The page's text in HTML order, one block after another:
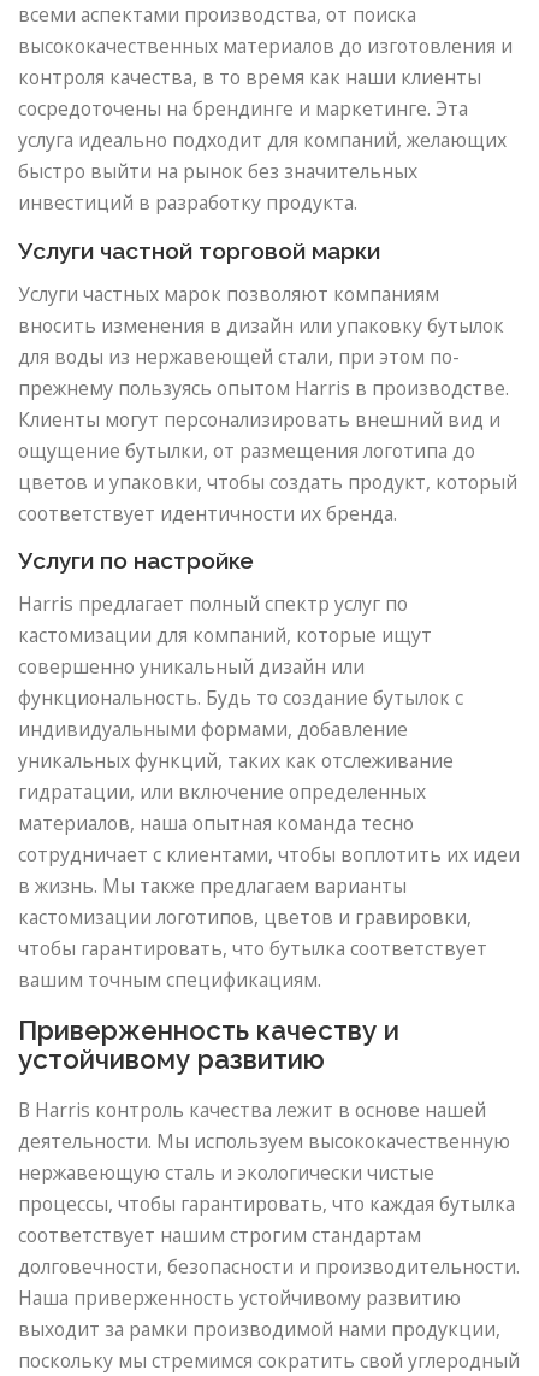
всеми аспектами производства, от поиска
высококачественных материалов до изготовления и
контроля качества, в то время как наши клиенты
сосредоточены на брендинге и маркетинге. Эта
услуга идеально подходит для компаний, желающих
быстро выйти на рынок без значительных
инвестиций в разработку продукта.
Услуги частной торговой марки
Услуги частных марок позволяют компаниям
вносить изменения в дизайн или упаковку бутылок
для воды из нержавеющей стали, при этом по-
прежнему пользуясь опытом Harris в производстве.
Клиенты могут персонализировать внешний вид и
ощущение бутылки, от размещения логотипа до
цветов и упаковки, чтобы создать продукт, который
соответствует идентичности их бренда.
Услуги по настройке
Harris предлагает полный спектр услуг по
кастомизации для компаний, которые ищут
совершенно уникальный дизайн или
функциональность. Будь то создание бутылок с
индивидуальными формами, добавление
уникальных функций, таких как отслеживание
гидратации, или включение определенных
материалов, наша опытная команда тесно
сотрудничает с клиентами, чтобы воплотить их идеи
в жизнь. Мы также предлагаем варианты
кастомизации логотипов, цветов и гравировки,
чтобы гарантировать, что бутылка соответствует
вашим точным спецификациям.
Приверженность качеству и
устойчивому развитию
В Harris контроль качества лежит в основе нашей
деятельности. Мы используем высококачественную
нержавеющую сталь и экологически чистые
процессы, чтобы гарантировать, что каждая бутылка
соответствует нашим строгим стандартам
долговечности, безопасности и производительности.
Наша приверженность устойчивому развитию
выходит за рамки производимой нами продукции,
поскольку мы стремимся сократить свой углеродный